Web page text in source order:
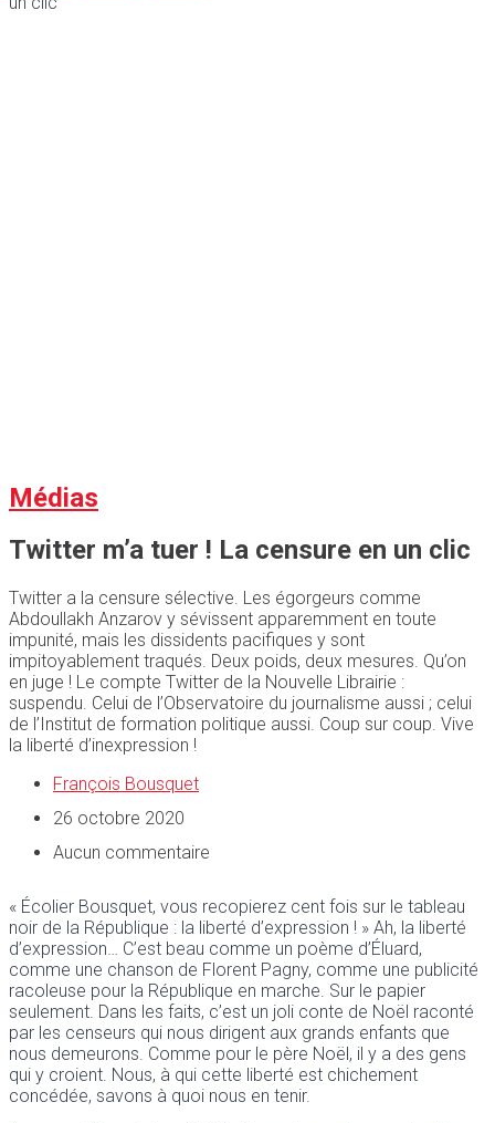
Médias
Twitter m’a tuer ! La censure en un clic
Twitter a la censure sélective. Les égorgeurs comme
Abdoullakh Anzarov y sévissent apparemment en toute
impunité, mais les dissidents pacifiques y sont
impitoyablement traqués. Deux poids, deux mesures. Qu’on
en juge ! Le compte Twitter de la Nouvelle Librairie :
suspendu. Celui de l’Observatoire du journalisme aussi ; celui
de l’Institut de formation politique aussi. Coup sur coup. Vive
la liberté d’inexpression !
François Bousquet
26 octobre 2020
Aucun commentaire
« Écolier Bousquet, vous recopierez cent fois sur le tableau
noir de la République : la liberté d’expression ! » Ah, la liberté
d’expression… C’est beau comme un poème d’Éluard,
comme une chanson de Florent Pagny, comme une publicité
racoleuse pour la République en marche. Sur le papier
seulement. Dans les faits, c’est un joli conte de Noël raconté
par les censeurs qui nous dirigent aux grands enfants que
nous demeurons. Comme pour le père Noël, il y a des gens
qui y croient. Nous, à qui cette liberté est chichement
concédée, savons à quoi nous en tenir.